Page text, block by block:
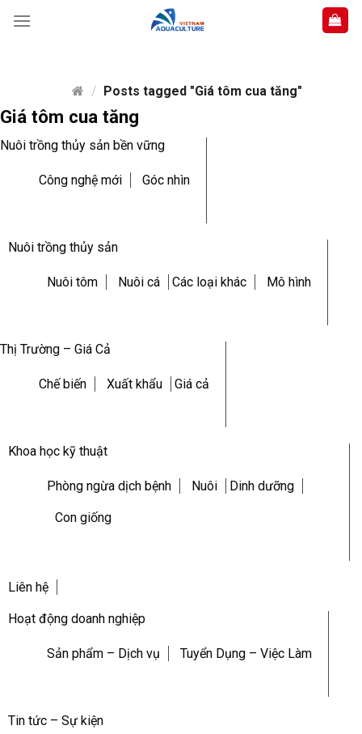
/ Posts tagged "Giá tôm cua tăng"
Giá tôm cua tăng
Nuôi trồng thủy sản bền vững
Công nghệ mới Góc nhìn
Nuôi trồng thủy sản
Nuôi tôm Nuôi cá Các loại khác Mô hình
Thị Trường – Giá Cả
Chế biến Xuất khẩu Giá cả
Khoa học kỹ thuật
Phòng ngừa dịch bệnh Nuôi Dinh dưỡng
Con giống
Liên hệ
Hoạt động doanh nghiệp
Sản phẩm – Dịch vụ Tuyển Dụng – Việc Làm
Tin tức – Sự kiện